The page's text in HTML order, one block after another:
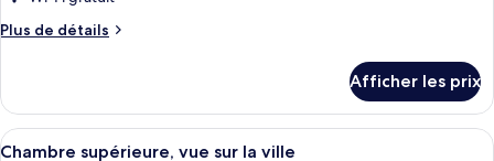
chambre :
Chambre
sur
la
Plus de détails
Plus
Chambre
Confort,
vue
Afficher les prix
Afficher
Une chambre d’hôtel moderne
7
Chambre supérieure, vue sur la ville